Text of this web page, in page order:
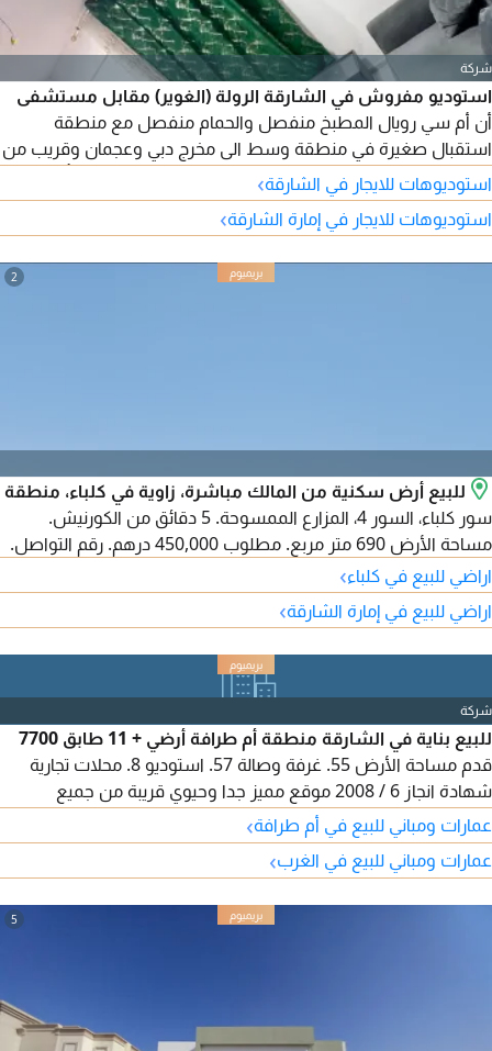
شركة
استوديو مفروش في الشارقة الرولة (الغوير) مقابل مستشفى
أن أم سي رويال المطبخ منفصل والحمام منفصل مع منطقة
استقبال صغيرة في منطقة وسط الى مخرج دبي وعجمان وقريب من
محطة الباص والسوق المركزي وكل الخدمات 2600 شامل تأمين 500
استوديوهات للايجار في الشارقة›
استوديوهات للايجار في إمارة الشارقة›
2
للبيع أرض سكنية من المالك مباشرة، زاوية في كلباء، منطقة
سور كلباء، السور 4، المزارع الممسوحة. 5 دقائق من الكورنيش.
مساحة الأرض 690 متر مربع. مطلوب 450,000 درهم. رقم التواصل.
اراضي للبيع في كلباء›
اراضي للبيع في إمارة الشارقة›
شركة
للبيع بناية في الشارقة منطقة أم طرافة أرضي + 11 طابق 7700
قدم مساحة الأرض 55. غرفة وصالة 57. استوديو 8. محلات تجارية
شهادة انجاز 6 / 2008 موقع مميز جدا وحيوي قريبة من جميع
الخدمات الدخل 2288000 درهم قابل للزيادة مطلوب 24 مليون
عمارات ومباني للبيع في أم طرافة›
عمارات ومباني للبيع في الغرب›
5